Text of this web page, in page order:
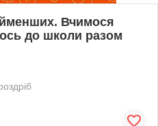
Вчимося
до школи разом